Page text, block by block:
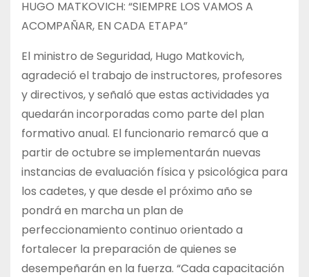
HUGO MATKOVICH: “SIEMPRE LOS VAMOS A
ACOMPAÑAR, EN CADA ETAPA”
El ministro de Seguridad, Hugo Matkovich,
agradeció el trabajo de instructores, profesores
y directivos, y señaló que estas actividades ya
quedarán incorporadas como parte del plan
formativo anual. El funcionario remarcó que a
partir de octubre se implementarán nuevas
instancias de evaluación física y psicológica para
los cadetes, y que desde el próximo año se
pondrá en marcha un plan de
perfeccionamiento continuo orientado a
fortalecer la preparación de quienes se
desempeñarán en la fuerza. “Cada capacitación